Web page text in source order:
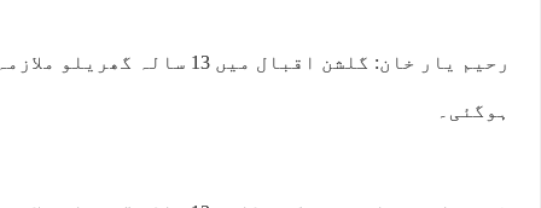
رحیم یار خان: گلشن اقبال میں
ہوگئی۔